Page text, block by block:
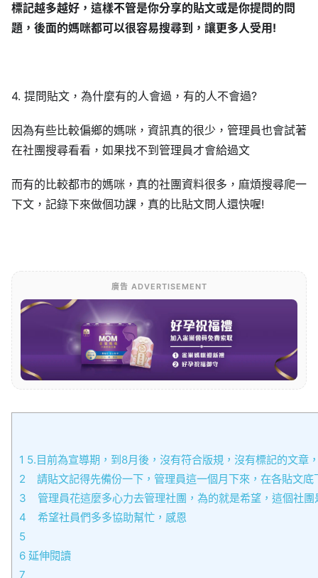
標記越多越好，這樣不管是你分享的貼文或是你提問的問
題，後面的媽咪都可以很容易搜尋到，讓更多人受用!
4. 提問貼文，為什麼有的人會過，有的人不會過?
因為有些比較偏鄉的媽咪，資訊真的很少，管理員也會試著
在社團搜尋看看，如果找不到管理員才會給過文
而有的比較都市的媽咪，真的社團資料很多，麻煩搜尋爬一
下文，記錄下來做個功課，真的比貼文問人還快喔!
廣告 ADVERTISEMENT
1 5.目前為宣導期，到8月後，沒有符合版規，沒有標記的文章
2 請貼文記得先備份一下，管理員這一個月下來，在各貼文
3 管理員花這麼多心力去管理社團，為的就是希望，這個社
4 希望社員們多多協助幫忙，感恩
5
6 延伸閱讀
7